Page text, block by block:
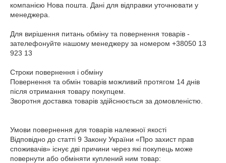
компанією Нова пошта. Дані для відправки уточнювати у
менеджера.
Для вирішення питань обміну та повернення товарів -
зателефонуйте нашому менеджеру за номером +38050 13
923 13
Строки повернення і обміну
Повернення та обмін товарів можливий протягом 14 днів
після отримання товару покупцем.
Зворотня доставка товарів здійснюється за домовленістю.
Умови повернення для товарів належної якості
Відповідно до статті 9 Закону України «Про захист прав
споживачів» існує дві причини через які покупець може
повернути або обміняти куплений ним товар: